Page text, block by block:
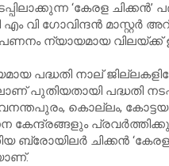
‘കേരള ചിക്കൻ’
വി ഗോവിന്ദൻ മാസ്റ്റർ
ന്യായമായ വിലയ്ക്ക്
പദ്ധതി നാല്
പുതിയതായി പദ്ധതി
കൊല്ലം,
കേന്ദ്രങ്ങളും
ബ്രോയിലർ ചിക്കൻ